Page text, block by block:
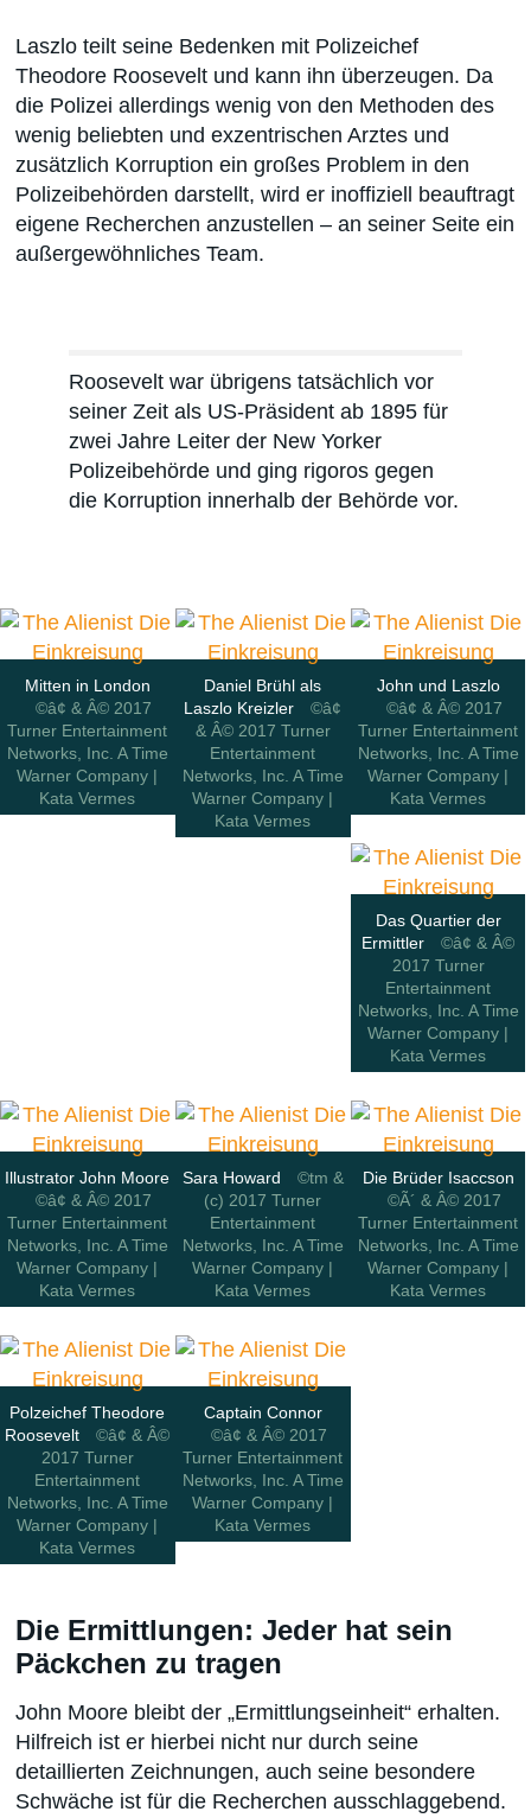
Laszlo teilt seine Bedenken mit Polizeichef
Theodore Roosevelt und kann ihn überzeugen. Da
die Polizei allerdings wenig von den Methoden des
wenig beliebten und exzentrischen Arztes und
zusätzlich Korruption ein großes Problem in den
Polizeibehörden darstellt, wird er inoffiziell beauftragt
eigene Recherchen anzustellen – an seiner Seite ein
außergewöhnliches Team.
Roosevelt war übrigens tatsächlich vor
seiner Zeit als US-Präsident ab 1895 für
zwei Jahre Leiter der New Yorker
Polizeibehörde und ging rigoros gegen
die Korruption innerhalb der Behörde vor.
Mitten in London
©â¢ & Â© 2017
Turner Entertainment
Networks, Inc. A Time
Warner Company |
Kata Vermes
Daniel Brühl als
Laszlo Kreizler
©â¢
& Â© 2017 Turner
Entertainment
Networks, Inc. A Time
Warner Company |
Kata Vermes
John und Laszlo
©â¢ & Â© 2017
Turner Entertainment
Networks, Inc. A Time
Warner Company |
Kata Vermes
Das Quartier der
Ermittler
©â¢ & Â©
2017 Turner
Entertainment
Networks, Inc. A Time
Warner Company |
Kata Vermes
Illustrator John Moore
©â¢ & Â© 2017
Turner Entertainment
Networks, Inc. A Time
Warner Company |
Kata Vermes
Sara Howard
©tm &
(c) 2017 Turner
Entertainment
Networks, Inc. A Time
Warner Company |
Kata Vermes
Die Brüder Isaccson
©Ã´ & Â© 2017
Turner Entertainment
Networks, Inc. A Time
Warner Company |
Kata Vermes
Polzeichef Theodore
Roosevelt
©â¢ & Â©
2017 Turner
Entertainment
Networks, Inc. A Time
Warner Company |
Kata Vermes
Captain Connor
©â¢ & Â© 2017
Turner Entertainment
Networks, Inc. A Time
Warner Company |
Kata Vermes
Die Ermittlungen: Jeder hat sein
Päckchen zu tragen
John Moore bleibt der „Ermittlungseinheit“ erhalten.
Hilfreich ist er hierbei nicht nur durch seine
detaillierten Zeichnungen, auch seine besondere
Schwäche ist für die Recherchen ausschlaggebend.